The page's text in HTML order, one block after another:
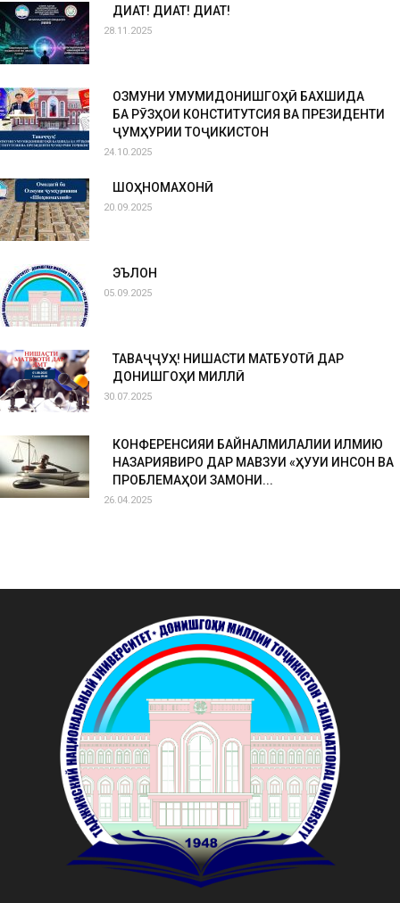
ДИҚҚАТ! ДИҚҚАТ! ДИҚҚАТ!
28.11.2025
ОЗМУНИ УМУМИДОНИШГОҲӢ БАХШИДА
БА РӮЗҲОИ КОНСТИТУТСИЯ ВА ПРЕЗИДЕНТИ
ҶУМҲУРИИ ТОҶИКИСТОН
24.10.2025
ШОҲНОМАХОНӢ
20.09.2025
ЭЪЛОН
05.09.2025
ТАВАҶҶУҲ! НИШАСТИ МАТБУОТӢ ДАР
ДОНИШГОҲИ МИЛЛӢ
30.07.2025
КОНФЕРЕНСИЯИ БАЙНАЛМИЛАЛИИ ИЛМИЮ
НАЗАРИЯВИРО ДАР МАВЗУИ «ҲУҚУҚИ ИНСОН ВА
ПРОБЛЕМАҲОИ ЗАМОНИ...
26.04.2025